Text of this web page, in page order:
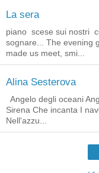
La sera
piano scese sui nostri
sognare... The evening
made us meet, smi...
Alina Sesterova
Angelo degli oceani
Sirena Che incanta I
Nell'azzu...